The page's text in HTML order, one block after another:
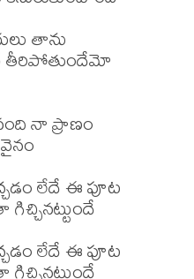
తాను
తీరిపోతుందేమో
నా ప్రాణం
లేదే ఈ పూట
లేదే ఈ పూట